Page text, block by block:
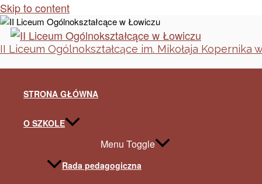
Skip to content
II Liceum Ogólnokształcące im. Mikołaja Kopernika
STRONA GŁÓWNA
O SZKOLE
Menu Toggle
Rada pedagogiczna